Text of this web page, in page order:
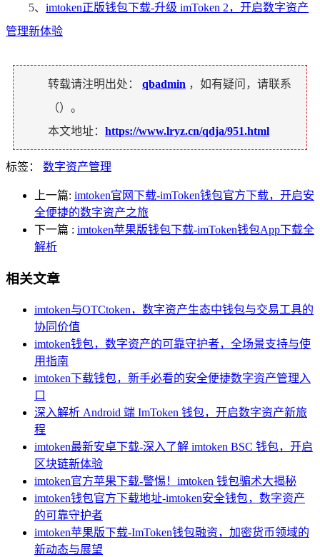
5、 imtoken正版钱包下载-升级 imToken 2，开启数字资产
管理新体验
转载请注明出处： qbadmin ，如有疑问，请联系
（）。
本文地址： https://www.lryz.cn/qdja/951.html
标签： 数字资产管理
上一篇: imtoken官网下载-imToken钱包官方下载，开启安
全便捷的数字资产之旅
下一篇 : imtoken苹果版钱包下载-imToken钱包App下载全
解析
相关文章
imtoken与OTCtoken，数字资产生态中钱包与交易工具的
协同价值
imtoken钱包，数字资产的可靠守护者，全场景支持与使
用指南
imtoken下载钱包，新手必看的安全便捷数字资产管理入
口
深入解析 Android 端 ImToken 钱包，开启数字资产新旅
程
imtoken最新安卓下载-深入了解 imtoken BSC 钱包，开启
区块链新体验
imtoken官方苹果下载-警惕！imtoken 钱包骗术大揭秘
imtoken钱包官方下载地址-imtoken安全钱包，数字资产
的可靠守护者
imtoken苹果版下载-ImToken钱包融资，加密货币领域的
新动态与展望